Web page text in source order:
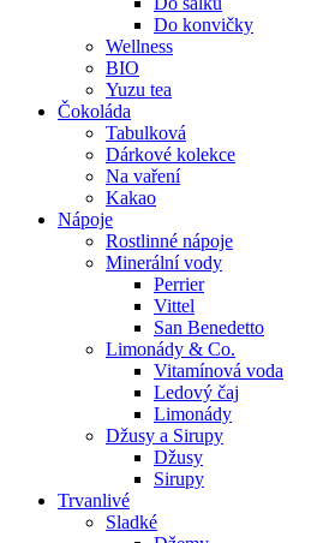
Do konvičky
Wellness
BIO
Yuzu tea
Čokoláda
Tabulková
Dárkové kolekce
Na vaření
Kakao
Nápoje
Rostlinné nápoje
Minerální vody
Perrier
Vittel
San Benedetto
Limonády & Co.
Vitamínová voda
Ledový čaj
Limonády
Džusy a Sirupy
Džusy
Sirupy
Trvanlivé
Sladké